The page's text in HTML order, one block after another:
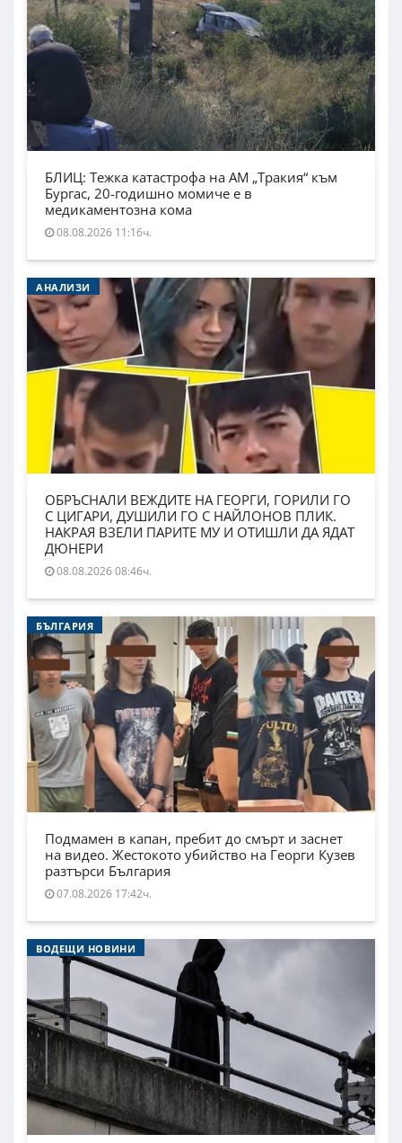
БЛИЦ: Тежка катастрофа на АМ „Тракия“ към
Бургас, 20-годишно момиче е в
медикаментозна кома
08.08.2026 11:16ч.
АНАЛИЗИ
ОБРЪСНАЛИ ВЕЖДИТЕ НА ГЕОРГИ, ГОРИЛИ ГО
С ЦИГАРИ, ДУШИЛИ ГО С НАЙЛОНОВ ПЛИК.
НАКРАЯ ВЗЕЛИ ПАРИТЕ МУ И ОТИШЛИ ДА ЯДАТ
ДЮНЕРИ
08.08.2026 08:46ч.
БЪЛГАРИЯ
Подмамен в капан, пребит до смърт и заснет
на видео. Жестокото убийство на Георги Кузев
разтърси България
07.08.2026 17:42ч.
ВОДЕЩИ НОВИНИ